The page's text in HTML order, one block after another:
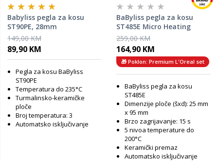
Babyliss pegla za kosu
ST90PE, 28mm
149,00 KM
89,90 KM
Pegla za kosu BaByliss
ST90PE
Temperatura do 235°C
Turmalinsko-keramičke
ploče
Broj temperatura: 3
Automatsko isključivanje
BaByliss pegla za kosu
ST485E Micro Heating
Matrik™ 25 mm
259,00 KM
164,90 KM
🎁 Poklon: Premium L'Oreal set
BaByliss pegla za kosu
ST485E
Dimenzije ploče (šxd): 25 mm
x 95 mm
Brzo zagrijavanje: 15 s
5 nivoa temperature do
200°C
Keramički premaz
Automatsko isključivanje